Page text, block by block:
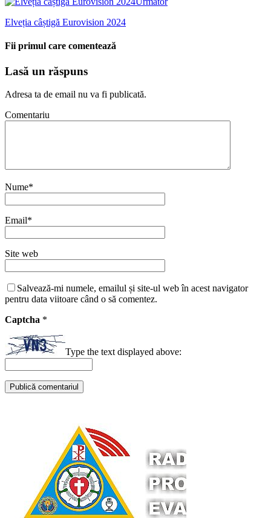
Elveția câștigă Eurovision 2024
Fii primul care comentează
Lasă un răspuns
Adresa ta de email nu va fi publicată.
Comentariu
Nume*
Email*
Site web
Salvează-mi numele, emailul și site-ul web în acest navigator
pentru data viitoare când o să comentez.
Captcha *
Type the text displayed above: